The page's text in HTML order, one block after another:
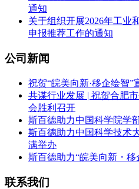
通知
关于组织开展2026年工业
申报推荐工作的通知
公司新闻
祝贺“皖美向新·移企绘智”
共谋行业发展 | 祝贺合肥
会胜利召开
斯百德助力中国科学院学
斯百德助力中国科学技术
满举办
斯百德助力“皖美向新・
联系我们